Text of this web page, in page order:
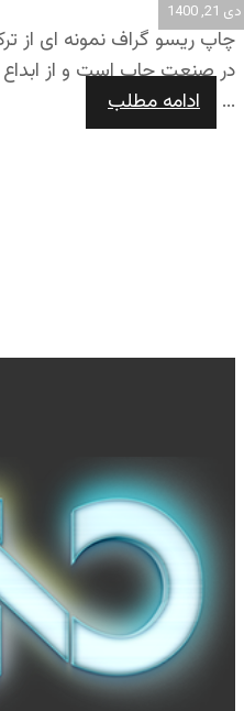
دی 21, 1400
چاپ ریسو گراف نمونه ای از
در صنعت چاپ است و از ابداع
...
ادامه مطلب